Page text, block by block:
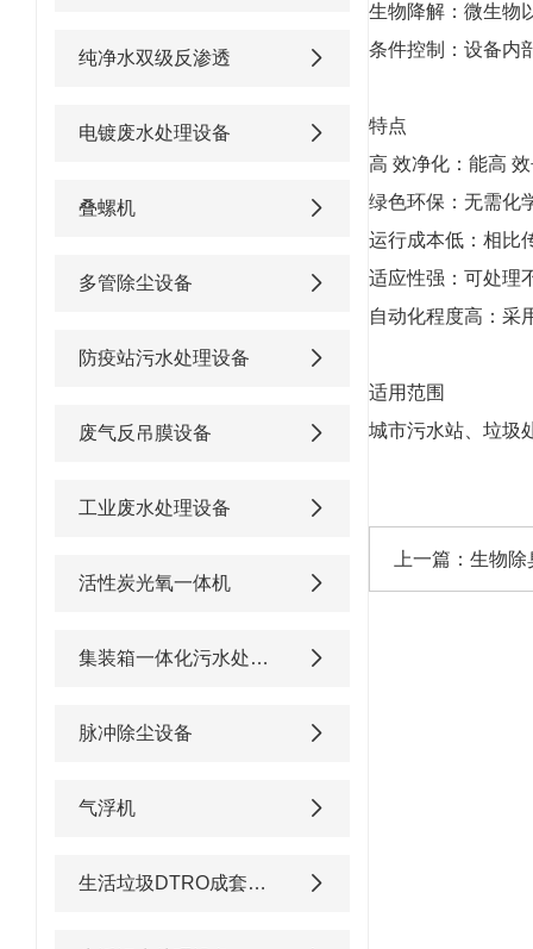
纯净水双级反渗透
电镀废水处理设备
叠螺机
多管除尘设备
防疫站污水处理设备
废气反吊膜设备
工业废水处理设备
活性炭光氧一体机
集装箱一体化污水处理设备
脉冲除尘设备
气浮机
生活垃圾DTRO成套渗滤液处理设备
生物降解：微生物
条件控制：设备内
特点
高 效净化：能高
绿色环保：无需化
运行成本低：相比
适应性强：可处理
自动化程度高：采
适用范围
城市污水站、垃圾
上一篇： 生物除